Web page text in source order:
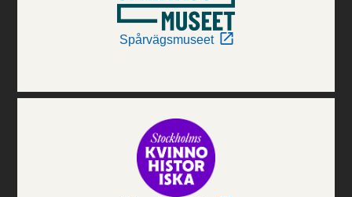
Spårvägsmuseet